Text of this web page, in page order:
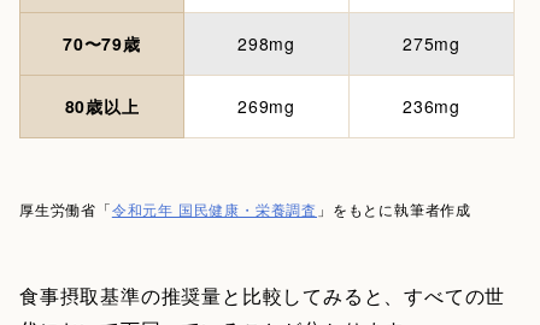
70〜79歳 298mg 275mg
80歳以上 269mg 236mg
厚生労働省「令和元年 国民健康・栄養調査 」をもとに執筆者作成
食事摂取基準の推奨量と比較してみると、すべての世